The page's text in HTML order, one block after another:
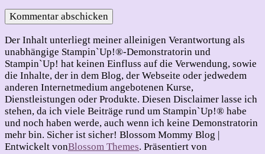
Der Inhalt unterliegt meiner alleinigen Verantwortung als
unabhängige Stampin`Up!®-Demonstratorin und
Stampin`Up! hat keinen Einfluss auf die Verwendung, sowie
die Inhalte, der in dem Blog, der Webseite oder jedwedem
anderen Internetmedium angebotenen Kurse,
Dienstleistungen oder Produkte. Diesen Disclaimer lasse ich
stehen, da ich viele Beiträge rund um Stampin`Up!® habe
und noch haben werde, auch wenn ich keine Demonstratorin
mehr bin. Sicher ist sicher! Blossom Mommy Blog |
Entwickelt vonBlossom Themes. Präsentiert von